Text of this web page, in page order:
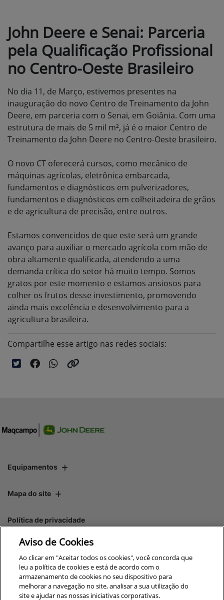
John Deere e Senai: Parceria
pela Qualificação Profissional
no Centro-Oeste Brasileiro
No dia 11, de Março, estivemos presentes na
inauguração do novo Centro de Treinamento da John
Deere, em parceria com o Senai, em Goiânia. Com uma
estrutura de mais de 5 mil m², já é o maior Centro de
Treinamento da John Deere no Centro-Oeste brasileiro.
O novo CT oferecerá cursos, como mecânico de
máquinas agrícolas, eletrônica embarcada,
fundamentos e diagnósticos em pulverizadores,
fundamentos e diagnósticos em colheitadeira de grãos
e de agricultura de precisão, entre outros.
Estamos convencidos de que este será um grande
avanço para auxiliar o mercado agrícola com mão de
obra altamente qualificada, atendendo a uma
demanda crítica do setor há muito tempo. Somos
gratos por este momento e estamos ansiosos para
colher os frutos desse investimento, promovendo
ainda mais excelência e desenvolvimento para a
agricultura brasileira.
Compartilhe esse artigo nas redes sociais:
Equipamentos
Mapa do site
Política de privacidade
CNPJ: 00.970.771/0004-54
Aviso de Cookies
Ao clicar em "Aceitar todos os cookies", você concorda que
leu a política de cookies e está de acordo com o
armazenamento de cookies no seu dispositivo para
melhorar a navegação no site, analisar a sua utilização do
site e ajudar nas nossas iniciativas corporativas.